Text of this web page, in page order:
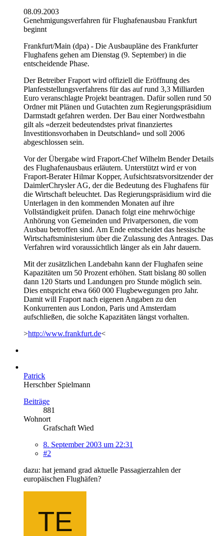
08.09.2003
Genehmigungsverfahren für Flughafenausbau Frankfurt
beginnt
Frankfurt/Main (dpa) - Die Ausbaupläne des Frankfurter
Flughafens gehen am Dienstag (9. September) in die
entscheidende Phase.
Der Betreiber Fraport wird offiziell die Eröffnung des
Planfeststellungsverfahrens für das auf rund 3,3 Milliarden
Euro veranschlagte Projekt beantragen. Dafür sollen rund 50
Ordner mit Plänen und Gutachten zum Regierungspräsidium
Darmstadt gefahren werden. Der Bau einer Nordwestbahn
gilt als «derzeit bedeutendstes privat finanziertes
Investitionsvorhaben in Deutschland» und soll 2006
abgeschlossen sein.
Vor der Übergabe wird Fraport-Chef Wilhelm Bender Details
des Flughafenausbaus erläutern. Unterstützt wird er von
Fraport-Berater Hilmar Kopper, Aufsichtsratsvorsitzender der
DaimlerChrysler AG, der die Bedeutung des Flughafens für
die Wirtschaft beleuchtet. Das Regierungspräsidium wird die
Unterlagen in den kommenden Monaten auf ihre
Vollständigkeit prüfen. Danach folgt eine mehrwöchige
Anhörung von Gemeinden und Privatpersonen, die vom
Ausbau betroffen sind. Am Ende entscheidet das hessische
Wirtschaftsministerium über die Zulassung des Antrages. Das
Verfahren wird voraussichtlich länger als ein Jahr dauern.
Mit der zusätzlichen Landebahn kann der Flughafen seine
Kapazitäten um 50 Prozent erhöhen. Statt bislang 80 sollen
dann 120 Starts und Landungen pro Stunde möglich sein.
Dies entspricht etwa 660 000 Flugbewegungen pro Jahr.
Damit will Fraport nach eigenen Angaben zu den
Konkurrenten aus London, Paris und Amsterdam
aufschließen, die solche Kapazitäten längst vorhalten.
>http://www.frankfurt.de<
Patrick
Herschber Spielmann
Beiträge
881
Wohnort
Grafschaft Wied
8. September 2003 um 22:31
#2
dazu: hat jemand grad aktuelle Passagierzahlen der
europäischen Flughäfen?